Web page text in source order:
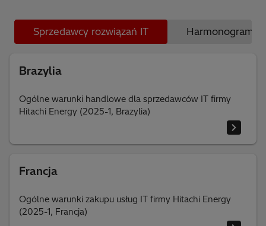
Sprzedawcy rozwiązań IT Harmonogram
Brazylia
Ogólne warunki handlowe dla sprzedawców IT firmy
Hitachi Energy (2025-1, Brazylia)
Francja
Ogólne warunki zakupu usług IT firmy Hitachi Energy
(2025-1, Francja)